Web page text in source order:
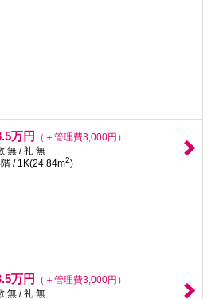
万円
（＋管理費3,000円）
無 / 礼 無
/ 1K(24.84m2)
万円
（＋管理費3,000円）
無 / 礼 無